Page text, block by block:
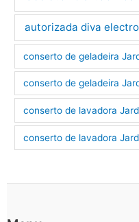
autorizada diva
conserto de geladeira
conserto de geladeira
conserto de lavadora
conserto de lavadora